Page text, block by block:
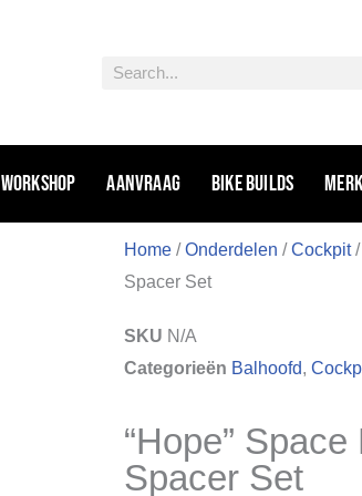
Zoeken
Workshop Aanvraag Bike Builds
Home /Onderdelen /Cockpit/
Spacer Set
SKU N/A
Categorieën Balhoofd,
“Hope”
Spacer Set